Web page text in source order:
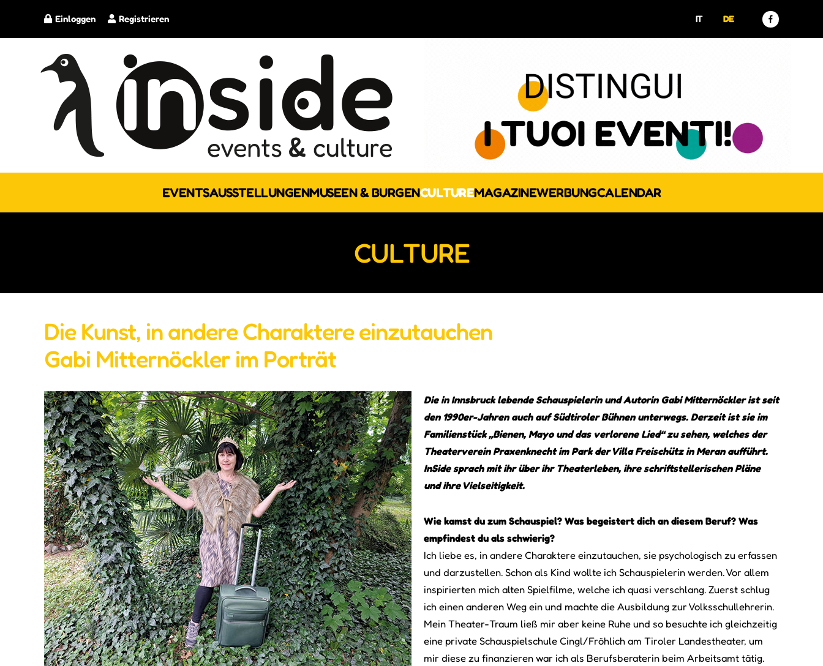
Registrieren
Einloggen IT DE
EVENTSAUSSTELLUNGENMUSEEN & BURGENCULTUREMAGAZINEWERBUNGCALENDAR
CULTURE
Die Kunst, in andere Charaktere einzutauchen
Gabi Mitternöckler im Porträt
Die in Innsbruck lebende Schauspielerin und Autorin Gabi Mitternöckler ist seit
den 1990er-Jahren auch auf Südtiroler Bühnen unterwegs. Derzeit ist sie im
Familienstück „Bienen, Mayo und das verlorene Lied“ zu sehen, welches der
Theaterverein Praxenknecht im Park der Villa Freischütz in Meran aufführt.
InSide sprach mit ihr über ihr Theaterleben, ihre schriftstellerischen Pläne
und ihre Vielseitigkeit.
Wie kamst du zum Schauspiel? Was begeistert dich an diesem Beruf? Was
empfindest du als schwierig?
Ich liebe es, in andere Charaktere einzutauchen, sie psychologisch zu erfassen
und darzustellen. Schon als Kind wollte ich Schauspielerin werden. Vor allem
inspirierten mich alten Spielfilme, welche ich quasi verschlang. Zuerst schlug
ich einen anderen Weg ein und machte die Ausbildung zur Volksschullehrerin.
Mein Theater-Traum ließ mir aber keine Ruhe und so besuchte ich gleichzeitig
eine private Schauspielschule Cingl/Fröhlich am Tiroler Landestheater, um
mir diese zu finanzieren war ich als Berufsberaterin beim Arbeitsamt tätig.